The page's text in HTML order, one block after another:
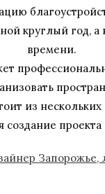
круглый год,
времени.
из
создание